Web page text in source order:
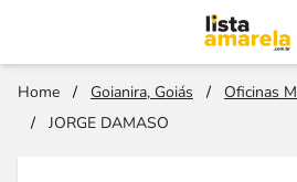
Home / Goianira, Goiás /
Oficinas
/
JORGE DAMASO